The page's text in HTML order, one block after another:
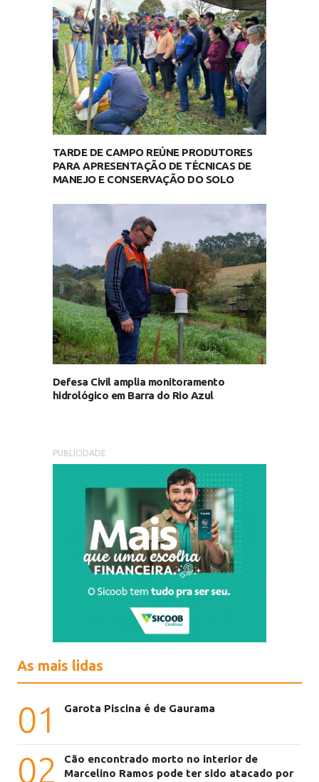
TARDE DE CAMPO REÚNE PRODUTORES
PARA APRESENTAÇÃO DE TÉCNICAS DE
MANEJO E CONSERVAÇÃO DO SOLO
Defesa Civil amplia monitoramento
hidrológico em Barra do Rio Azul
PUBLICIDADE
As mais lidas
01 Garota Piscina é de Gaurama
02
Cão encontrado morto no interior de
Marcelino Ramos pode ter sido atacado por